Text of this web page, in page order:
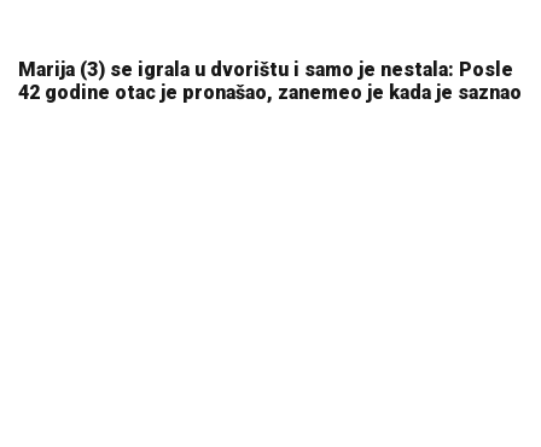
06. 08. 2026 09:39